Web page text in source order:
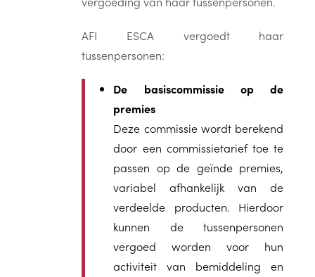
AFI ESCA vergoedt haar
tussenpersonen:
De basiscommissie op de
premies
Deze commissie wordt berekend
door een commissietarief toe te
passen op de geïnde premies,
variabel afhankelijk van de
verdeelde producten. Hierdoor
kunnen de tussenpersonen
vergoed worden voor hun
activiteit van bemiddeling en